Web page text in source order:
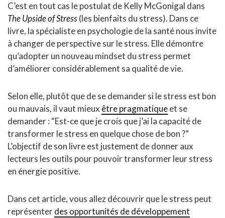
C’est en tout cas le postulat de Kelly McGonigal dans
The Upside of Stress(les bienfaits du stress). Dans ce
livre, la spécialiste en psychologie de la santé nous invite
à changer de perspective sur le stress. Elle démontre
qu’adopter un nouveau mindset du stress permet
d’améliorer considérablement sa qualité de vie.
Selon elle, plutôt que de se demander si le stress est bon
ou mauvais, il vaut mieux être pragmatiqueet se
demander : “Est-ce que je crois que j’ai la capacité de
transformer le stress en quelque chose de bon ?”
L’objectif de son livre est justement de donner aux
lecteurs les outils pour pouvoir transformer leur stress
en énergie positive.
Dans cet article, vous allez découvrir que le stress peut
représenterdes opportunités de développement